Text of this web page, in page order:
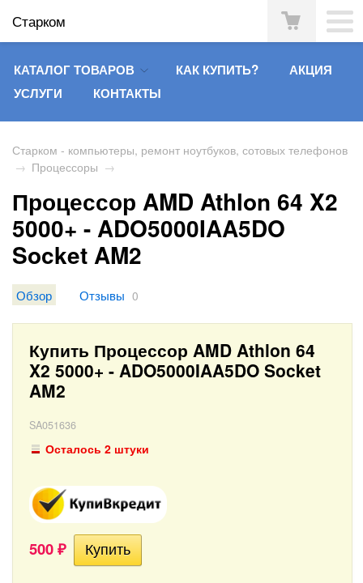
Старком
КАТАЛОГ ТОВАРОВ КАК КУПИТЬ?
АКЦИЯ
УСЛУГИ
КОНТАКТЫ
Старком - компьютеры, ремонт ноутбуков, сотовых телефонов
→ Процессоры →
Процессор AMD Athlon 64 X2
5000+ - ADO5000IAA5DO
Socket AM2
Обзор Отзывы 0
Купить Процессор AMD Athlon 64
X2 5000+ - ADO5000IAA5DO Socket
AM2
SA051636
Осталось 2 штуки
500 ₽